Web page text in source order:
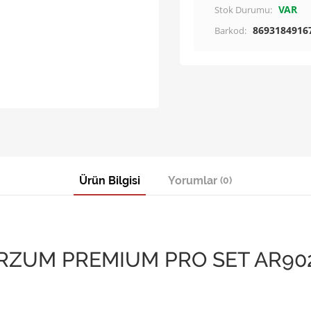
Stok Durumu: VAR
Barkod:
Ürün Bilgisi Yorumlar (0)
PREMIUM PRO SET